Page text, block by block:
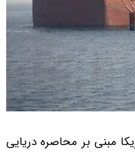
مبنی بر محاصره دریایی